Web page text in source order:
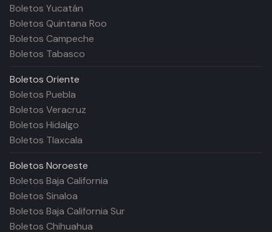
Boletos Yucatán
Boletos Quintana Roo
Boletos Campeche
Boletos Tabasco
Boletos Oriente
Boletos Puebla
Boletos Veracruz
Boletos Hidalgo
Boletos Tlaxcala
Boletos Noroeste
Boletos Baja California
Boletos Sinaloa
Boletos Baja California Sur
Boletos Chihuahua